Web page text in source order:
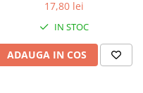
17,80 lei
IN STOC
ADAUGA IN COS